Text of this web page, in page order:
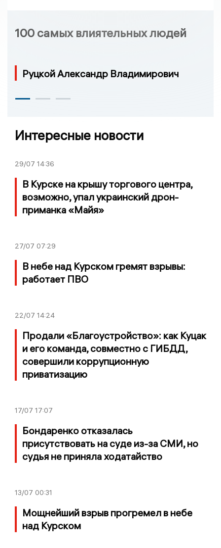
100 самых влиятельных людей
Руцкой Александр Владимирович
Интересные новости
29/07 14:36
В Курске на крышу торгового центра,
возможно, упал украинский дрон-
приманка «Майя»
27/07 07:29
В небе над Курском гремят взрывы:
работает ПВО
22/07 14:24
Продали «Благоустройство»: как Куцак
и его команда, совместно с ГИБДД,
совершили коррупционную
приватизацию
17/07 17:07
Бондаренко отказалась
присутствовать на суде из-за СМИ, но
судья не приняла ходатайство
13/07 00:31
Мощнейший взрыв прогремел в небе
над Курском